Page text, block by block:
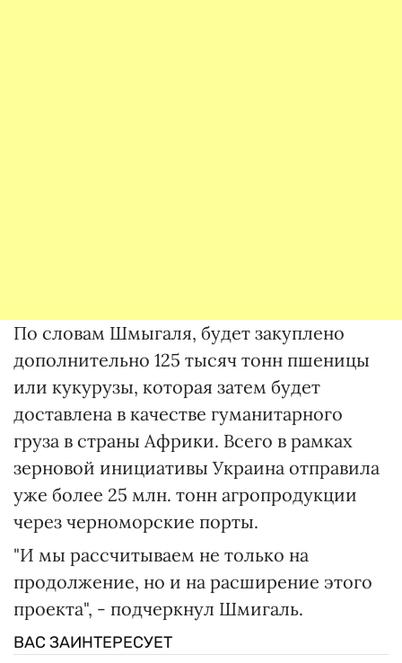
По словам Шмыгаля, будет закуплено
дополнительно 125 тысяч тонн пшеницы
или кукурузы, которая затем будет
доставлена в качестве гуманитарного
груза в страны Африки. Всего в рамках
зерновой инициативы Украина отправила
уже более 25 млн. тонн агропродукции
через черноморские порты.
"И мы рассчитываем не только на
продолжение, но и на расширение этого
проекта", - подчеркнул Шмигаль.
ВАС ЗАИНТЕРЕСУЕТ